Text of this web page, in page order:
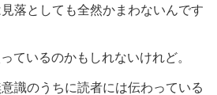
落としても全然かまわないんです
ているのかもしれないけれど。
識のうちに読者には伝わっている